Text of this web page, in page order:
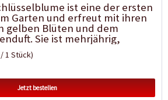
ist eine der ersten
Garten und erfreut mit ihren
gelben Blüten und dem
Sie ist mehrjährig,
1 Stück)
Jetzt bestellen